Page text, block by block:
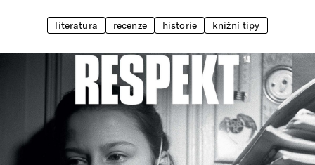
literatura recenze historie knižní tipy